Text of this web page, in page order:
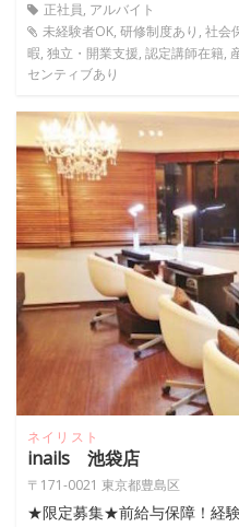
正社員, アルバイト
未経験者OK, 研修制度あり, 社会
暇, 独立・開業支援, 認定講師在籍,
センティブあり
ネイリスト
inails 池袋店
〒171-0021 東京都豊島区
★限定募集★前給与保障！経